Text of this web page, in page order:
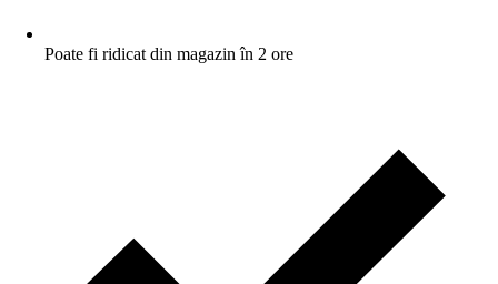
Poate fi ridicat din magazin în 2 ore